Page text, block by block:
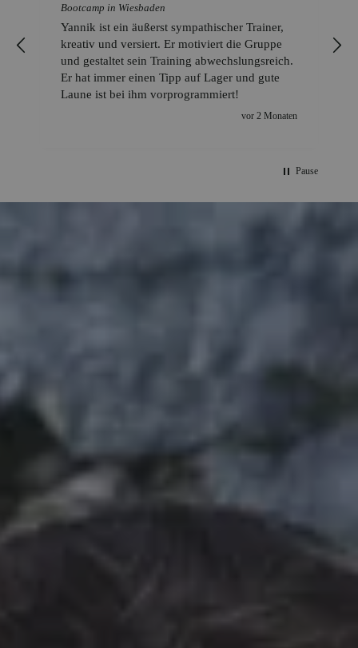
Bootcamp in Wiesbaden
Yannik ist ein äußerst sympathischer Trainer,
kreativ und versiert. Er motiviert die Gruppe
und gestaltet sein Training abwechslungsreich.
Er hat immer einen Tipp auf Lager und gute
Laune ist bei ihm vorprogrammiert!
vor 2 Monaten
Pause